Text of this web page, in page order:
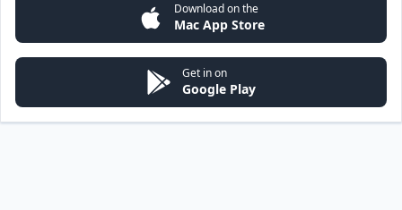
Download on the
Mac App Store
Get in on
Google Play